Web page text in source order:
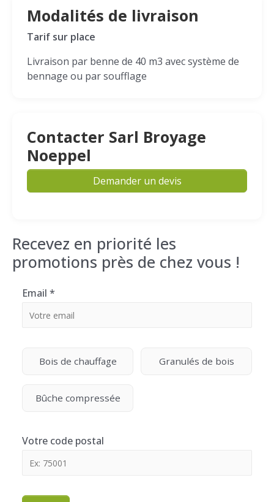
Modalités de livraison
Tarif sur place
Livraison par benne de 40 m3 avec système de
bennage ou par soufflage
Contacter Sarl Broyage
Noeppel
Demander un devis
Recevez en priorité les
promotions près de chez vous !
Email *
Bois de chauffage Granulés de bois
Bûche compressée
Votre code postal